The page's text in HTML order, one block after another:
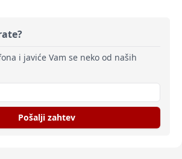
i javiće Vam se neko od naših
Pošalji zahtev